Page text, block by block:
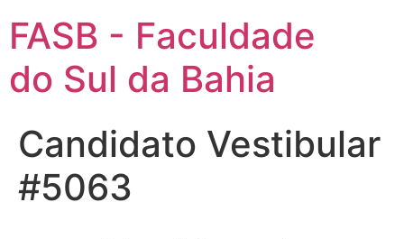
FASB - Faculdade
do Sul da Bahia
Candidato Vestibular
#5063